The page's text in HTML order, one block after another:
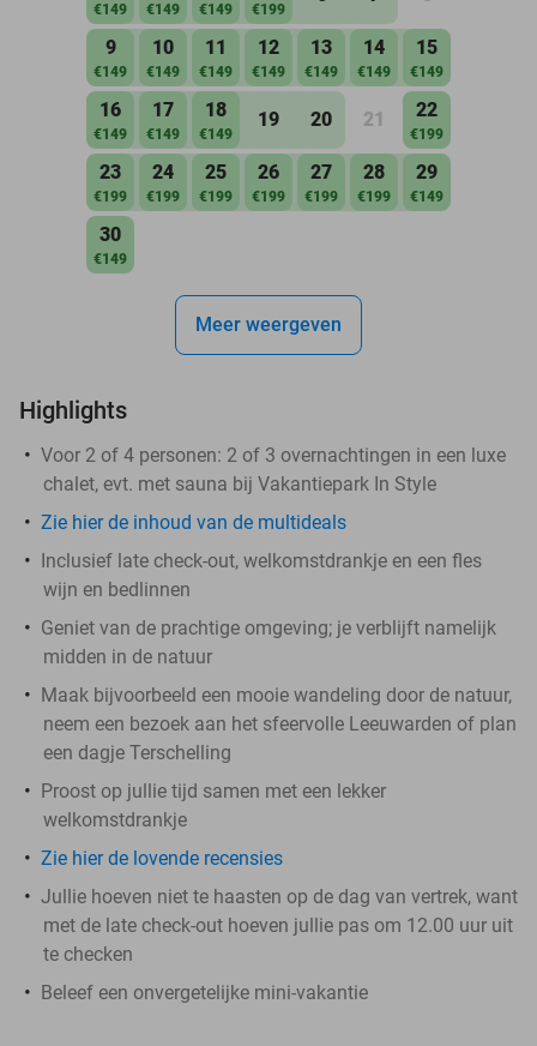
€149 €149 €149 €199
9
€149
10
€149
11
€149
12
€149
13
€149
14
€149
15
€149
16
€149
17
€149
18
€149
19 20 21 22
€199
23
€199
24
€199
25
€199
26
€199
27
€199
28
€199
29
€149
30
€149
Meer weergeven
Highlights
Voor 2 of 4 personen: 2 of 3 overnachtingen in een luxe
chalet, evt. met sauna bij Vakantiepark In Style
Zie hier de inhoud van de multideals
Inclusief late check-out, welkomstdrankje en een fles
wijn en bedlinnen
Geniet van de prachtige omgeving; je verblijft namelijk
midden in de natuur
Maak bijvoorbeeld een mooie wandeling door de natuur,
neem een bezoek aan het sfeervolle Leeuwarden of plan
een dagje Terschelling
Proost op jullie tijd samen met een lekker
welkomstdrankje
Zie hier de lovende recensies
Jullie hoeven niet te haasten op de dag van vertrek, want
met de late check-out hoeven jullie pas om 12.00 uur uit
te checken
Beleef een onvergetelijke mini-vakantie